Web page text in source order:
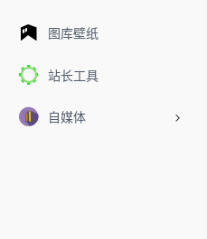
图库壁纸
站长工具
自媒体